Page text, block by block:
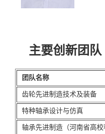
主要创新团队
团队名称
齿轮先进制造技术及装备
特种轴承设计与仿真
轴承先进制造（河南省高